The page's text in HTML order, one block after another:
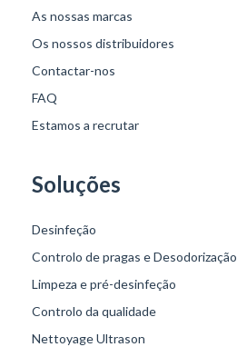
As nossas marcas
Os nossos distribuidores
Contactar-nos
FAQ
Estamos a recrutar
Soluções
Desinfeção
Controlo de pragas e Desodorização
Limpeza e pré-desinfeção
Controlo da qualidade
Nettoyage Ultrason